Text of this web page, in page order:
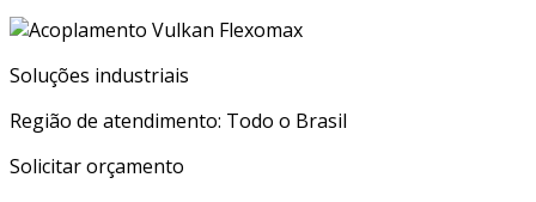
Soluções industriais
Região de atendimento: Todo o Brasil
Solicitar orçamento